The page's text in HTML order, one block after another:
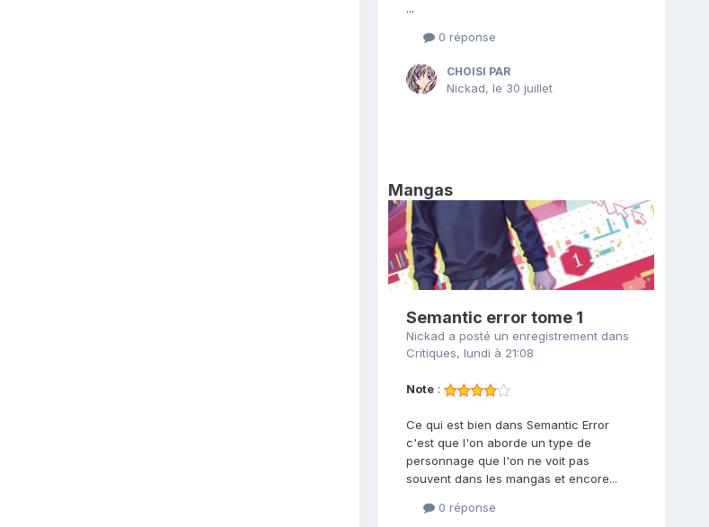
...
0 réponse
CHOISI PAR
Nickad, le 30 juillet
Mangas
Semantic error tome 1
Nickad a posté un enregistrement dans
Critiques, lundi à 21:08
Note:
Ce qui est bien dans Semantic Error
c'est que l'on aborde un type de
personnage que l'on ne voit pas
souvent dans les mangas et encore...
0 réponse